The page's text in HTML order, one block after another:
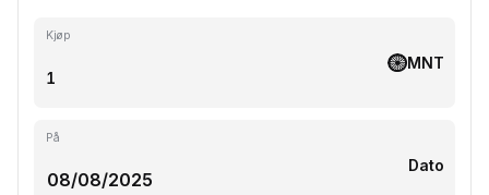
Kjøp
MNT
På
Dato